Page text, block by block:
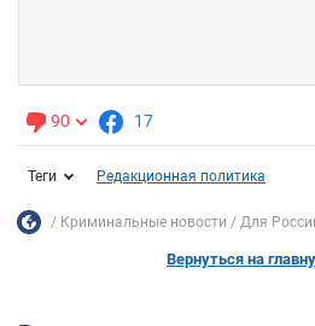
90 17
Теги Редакционная политика
Криминальные новости Для
Вернуться на